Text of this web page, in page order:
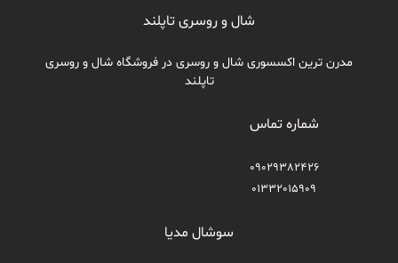
شال و روسری تاپلند
مدرن ترین اکسسوری شال و روسری در فروشگاه شال و روسری
تاپلند
شماره تماس
09029382426
01332015909
سوشال مدیا